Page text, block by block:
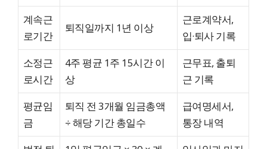
계속근
로기간
퇴직일까지 1년 이상
근로계약서,
입·퇴사 기록
소정근
로시간
4주 평균 1주 15시간 이
상
근무표, 출퇴
근 기록
평균임
금
퇴직 전 3개월 임금총액
÷ 해당 기간 총일수
급여명세서,
통장 내역